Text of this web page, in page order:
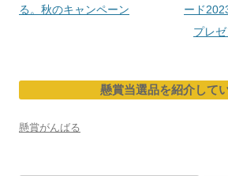
稿
ー
シ
る。秋のキャンペーン
ード
プレ
懸賞当選品を紹介して
懸賞がんばる